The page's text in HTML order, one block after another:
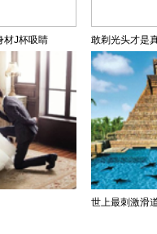
材J杯吸睛 敢剃光头才是
世上最刺激滑